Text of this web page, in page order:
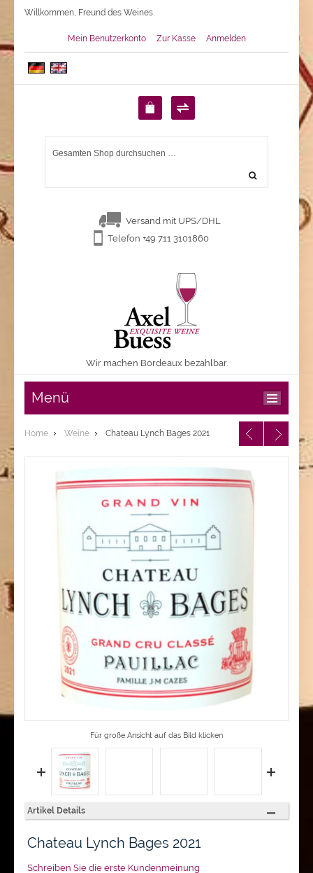
Willkommen, Freund des Weines.
Mein Benutzerkonto Zur Kasse Anmelden
Versand mit UPS/DHL
Telefon +49 711 3101860
Wir machen Bordeaux bezahlbar.
Menü
Home Weine Chateau Lynch Bages 2021
Für große Ansicht auf das Bild klicken
Artikel Details
Chateau Lynch Bages 2021
Schreiben Sie die erste Kundenmeinung